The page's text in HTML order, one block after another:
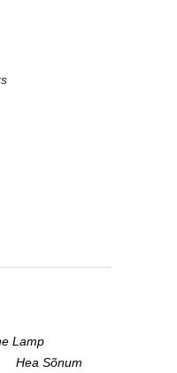
Lamp
Hea Sõnum